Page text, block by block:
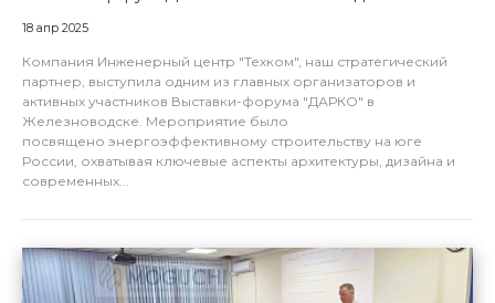
18 апр 2025
Компания Инженерный центр "Техком", наш стратегический
партнер, выступила одним из главных организаторов и
активных участников Выставки-форума "ДАРКО" в
Железноводске. Мероприятие было
посвящено энергоэффективному строительству на юге
России, охватывая ключевые аспекты архитектуры, дизайна и
современных...